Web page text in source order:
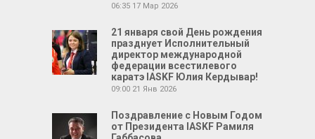
06:35 17 Мар 2026
21 января свой День рождения
празднует Исполнительный
директор международной
федерации всестилевого
каратэ IASKF Юлия Кердывар!
09:00 21 Янв 2026
Поздравление с Новым Годом
от Президента IASKF Рамиля